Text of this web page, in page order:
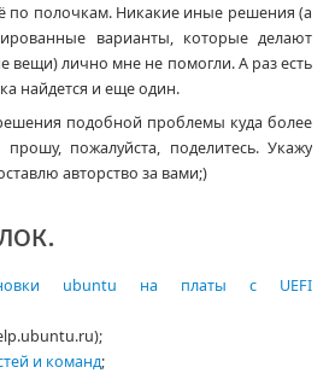
по полочкам. Никакие иные решения (а
варианты, которые делают
вещи) лично мне не помогли. А раз есть
найдется и еще один.
подобной проблемы куда более
пожалуйста, поделитесь. Укажу
авторство за вами;)
ubuntu на платы с UEFI
и команд;